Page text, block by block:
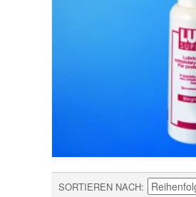
SORTIEREN NACH